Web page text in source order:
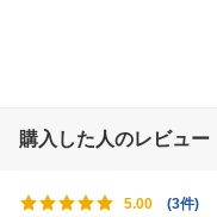
購入した人のレビュー
5.00 (3件)